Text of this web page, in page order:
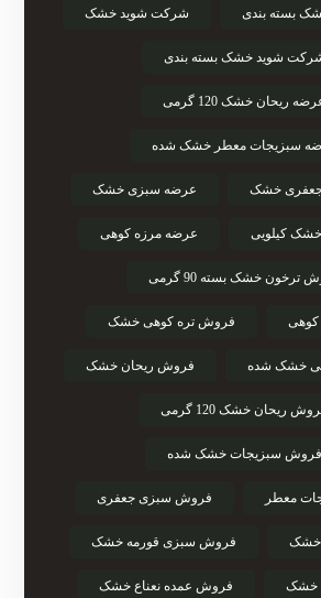
بسته بندی شرکت شوید خشک
شوید خشک بسته بندی
ریحان خشک 120 گرمی
سبزیجات معطر خشک شده
خشک عرضه سبزی خشک
کیلویی عرضه مرزه کوهی
ترخون خشک بسته 90 گرمی
فروش تره کوهی خشک
خشک شده فروش ریحان خشک
ریحان خشک 120 گرمی
فروش سبزیجات خشک شده
معطر فروش سبزی جعفری
خشک فروش سبزی قورمه خشک
خشک فروش عمده نعناع خشک